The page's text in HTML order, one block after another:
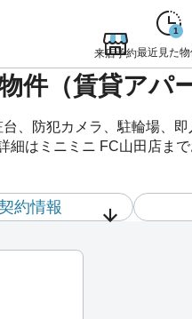
来店予約
1
最近見た
件（賃貸アパ
、防犯カメラ、駐輪場、
はミニミニ FC山田店ま
約情報